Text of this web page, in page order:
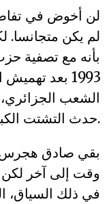
لن أخوض في
لم يكن متجانسا.
بأنه مع تصفية
1993 بعد
الشعب
حدث التشتت الكبير في الصفوف.
بقي صادق هجرس
وقت إلى آخر لكن
في ذلك السياق،